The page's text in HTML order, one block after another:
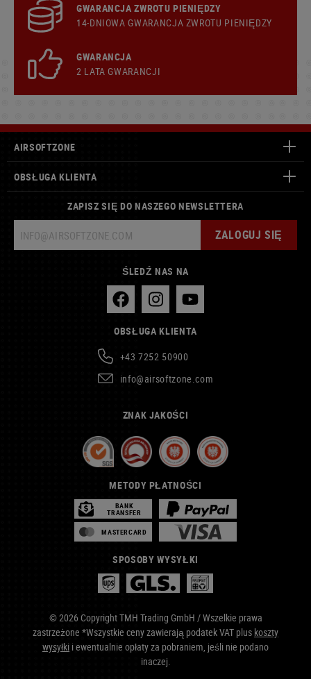
GWARANCJA ZWROTU PIENIĘDZY
14-DNIOWA GWARANCJA ZWROTU PIENIĘDZY
GWARANCJA
2 LATA GWARANCJI
AIRSOFTZONE
OBSŁUGA KLIENTA
ZAPISZ SIĘ DO NASZEGO NEWSLETTERA
ZALOGUJ SIĘ
ŚLEDŹ NAS NA
OBSŁUGA KLIENTA
+43 7252 50900
info@airsoftzone.com
ZNAK JAKOŚCI
METODY PŁATNOŚCI
BANK
TRANSFER
MASTERCARD
SPOSOBY WYSYŁKI
© 2026 Copyright TMH Trading GmbH / Wszelkie prawa
zastrzeżone *Wszystkie ceny zawierają podatek VAT plus koszty
wysyłki i ewentualnie opłaty za pobraniem, jeśli nie podano
inaczej.